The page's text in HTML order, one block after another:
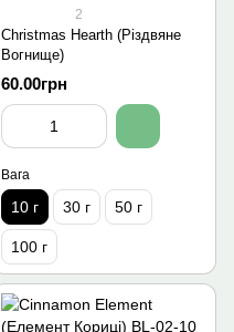
2
Christmas Hearth (Різдвяне
Вогнище)
60.00грн
Вага
10 г 30 г 50 г
100 г